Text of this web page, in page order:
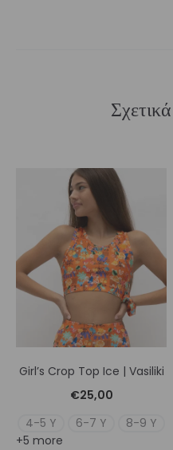
Girl’s Crop Top Ice | Vasiliki
€25,00
4-5 Y
6-7 Y
8-9 Y
+5 more